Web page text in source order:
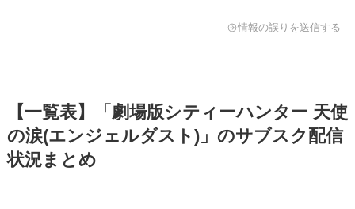
情報の誤りを送信する
【一覧表】「劇場版シティーハンター 天使
の涙(エンジェルダスト)」のサブスク配信
状況まとめ